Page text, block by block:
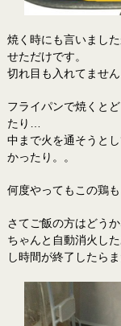
焼く時にも言いまし
せただけです。
切れ目も入れてませ
フライパンで焼くと
たり…
中まで火を通そうと
かったり。。
何度やってもこの鶏
さてご飯の方はどうか
ちゃんと自動消火し
し時間が終了したら